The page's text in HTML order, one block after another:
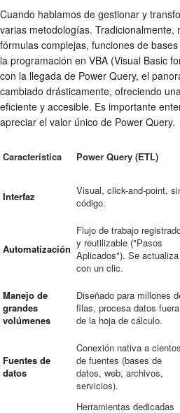
Cuando hablamos de gestionar y
varias metodologías. Tradicionalmente,
fórmulas complejas, funciones de
la programación en VBA (Visual Basic
con la llegada de Power Query, el
cambiado drásticamente, ofreciendo
eficiente y accesible. Es importante
apreciar el valor único de Power Query.
Característica Power Query (ETL)
Interfaz
Visual, click-and-point,
código.
Automatización
Flujo de trabajo
y reutilizable ("Pasos
Aplicados"). Se actualiza
con un clic.
Manejo de
grandes
volúmenes
Diseñado para millones
filas, procesa datos fuera
de la hoja de cálculo.
Fuentes de
datos
Conexión nativa a cientos
de fuentes (bases de
datos, web, archivos,
servicios).
Herramientas dedicadas